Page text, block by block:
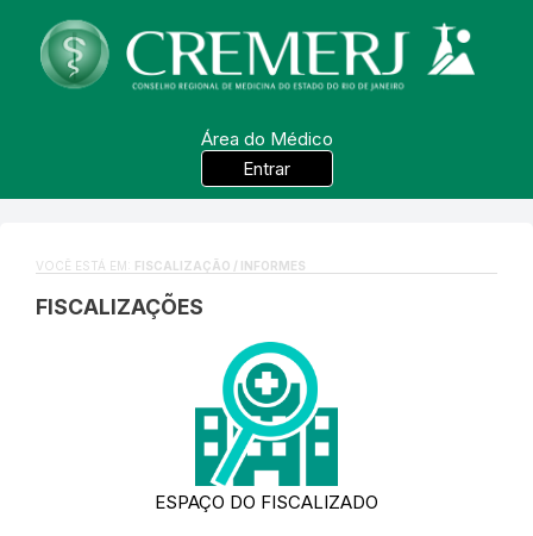
Área do Médico
Entrar
VOCÊ ESTÁ EM: FISCALIZAÇÃO / INFORMES
FISCALIZAÇÕES
ESPAÇO DO FISCALIZADO